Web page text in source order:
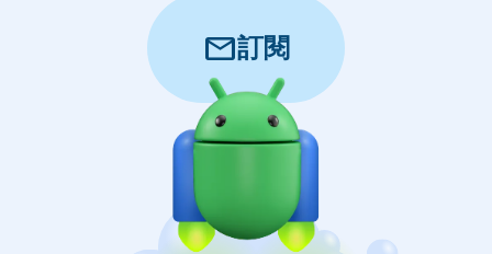
mail訂閱